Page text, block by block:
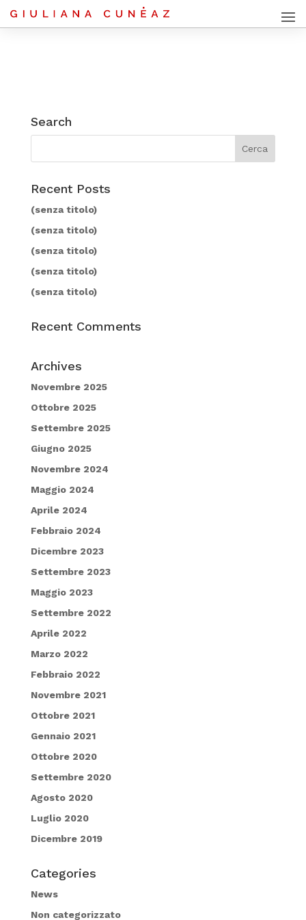
Search
Recent Posts
(senza titolo)
(senza titolo)
(senza titolo)
(senza titolo)
(senza titolo)
Recent Comments
Archives
Novembre 2025
Ottobre 2025
Settembre 2025
Giugno 2025
Novembre 2024
Maggio 2024
Aprile 2024
Febbraio 2024
Dicembre 2023
Settembre 2023
Maggio 2023
Settembre 2022
Aprile 2022
Marzo 2022
Febbraio 2022
Novembre 2021
Ottobre 2021
Gennaio 2021
Ottobre 2020
Settembre 2020
Agosto 2020
Luglio 2020
Dicembre 2019
Categories
News
Non categorizzato